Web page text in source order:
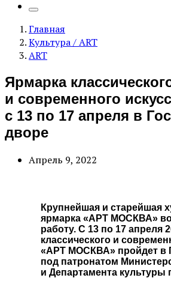
Главная
Культура / ART
ART
Ярмарка
и современного
с 13 по 17 апреля в
дворе
Апрель 9, 2022
Крупнейшая и старейшая
ярмарка «АРТ МОСКВА»
работу. С 13 по 17 апреля
классического и
«АРТ МОСКВА» пройдет в
под патронатом
и Департамента культуры